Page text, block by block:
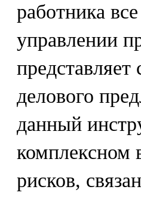
работника
управлении
делового
данный
комплексном
рисков,